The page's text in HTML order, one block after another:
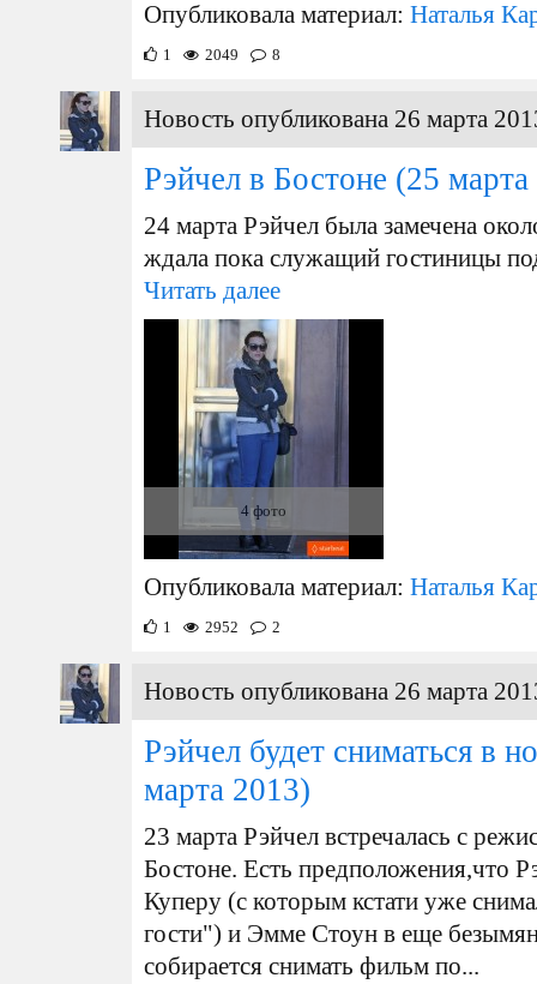
Опубликовала материал: Наталья
1 2049 8
Новость опубликована 26 марта
Рэйчел в Бостоне (25
24 марта Рэйчел была замечена
ждала пока служащий гостиницы
Читать далее
4 фото
Опубликовала материал: Наталья
1 2952 2
Новость опубликована 26 марта
Рэйчел будет сниматься в
марта 2013)
23 марта Рэйчел встречалась с
Бостоне. Есть предположения,что
Куперу (с которым кстати уже
гости") и Эмме Стоун в еще
собирается снимать фильм по...